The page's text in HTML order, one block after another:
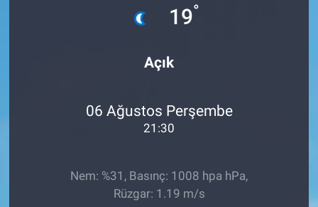
19°
Açık
06 Ağustos Perşembe
21:30
Nem: %31, Basınç: 1008 hpa hPa,
Rüzgar: 1.19 m/s